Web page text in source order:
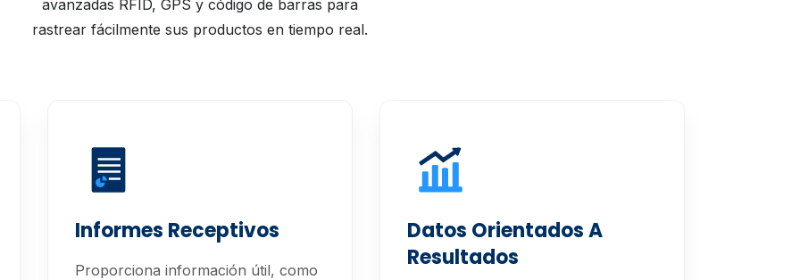
avanzadas RFID, GPS y código de barras para
rastrear fácilmente sus productos en tiempo real.
Informes Receptivos
Proporciona información útil, como
Datos Orientados A
Resultados